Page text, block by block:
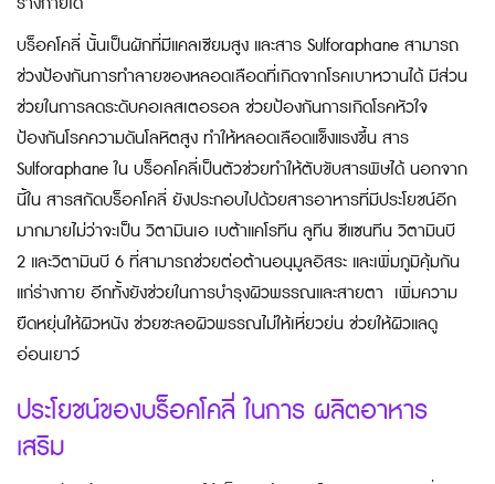
บร็อคโคลี่ นั้นเป็นผักที่มีแคลเซียมสูง และสาร Sulforaphane สามารถ
ช่วงป้องกันการทำลายของหลอดเลือดที่เกิดจากโรคเบาหวานได้ มีส่วน
ช่วยในการลดระดับคอเลสเตอรอล ช่วยป้องกันการเกิดโรคหัวใจ
ป้องกันโรคความดันโลหิตสูง ทำให้หลอดเลือดแข็งแรงขึ้น สาร
Sulforaphane ใน บร็อคโคลี่เป็นตัวช่วยทำให้ตับขับสารพิษได้ นอกจาก
นี้ใน สารสกัดบร็อคโคลี่ ยังประกอบไปด้วยสารอาหารที่มีประโยชน์อีก
มากมายไม่ว่าจะเป็น วิตามินเอ เบต้าแคโรทีน ลูทีน ซีแซนทีน วิตามินบี
2 และวิตามินบี 6 ที่สามารถช่วยต่อต้านอนุมูลอิสระ และเพิ่มภูมิคุ้มกัน
แก่ร่างกาย อีกทั้งยังช่วยในการบำรุงผิวพรรณและสายตา เพิ่มความ
ยืดหยุ่นให้ผิวหนัง ช่วยชะลอผิวพรรณไม่ให้เหี่ยวย่น ช่วยให้ผิวแลดู
อ่อนเยาว์
ประโยชน์ของบร็อคโคลี่ ในการ ผลิตอาหาร
เสริม